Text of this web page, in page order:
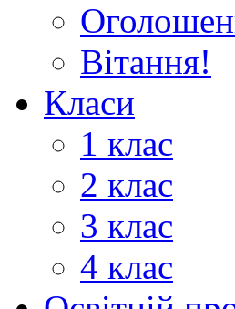
Вітання!
Класи
1 клас
2 клас
3 клас
4 клас